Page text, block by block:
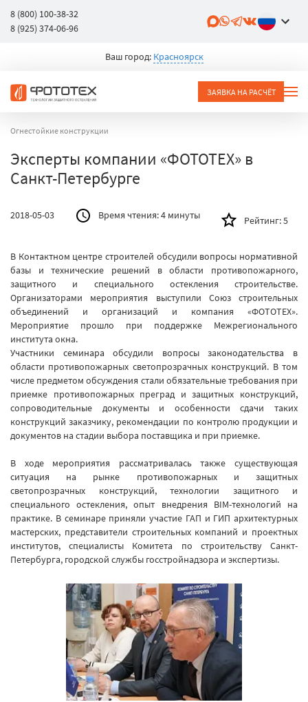
8 (800) 100-38-32
8 (925) 374-06-96
Ваш город: Красноярск
ЗАЯВКА НА РАСЧЁТ
Огнестойкие конструкции
Эксперты компании «ФОТОТЕХ» в
Санкт-Петербурге
2018-05-03 Время чтения:4 минуты Рейтинг:5
В Контактном центре строителей обсудили вопросы нормативной
базы и технические решений в области противопожарного,
защитного и специального остекления строительстве.
Организаторами мероприятия выступили Союз строительных
объединений и организаций и компания «ФОТОТЕХ».
Мероприятие прошло при поддержке Межрегионального
института окна.
Участники семинара обсудили вопросы законодательства в
области противопожарных светопрозрачных конструкций. В том
числе предметом обсуждения стали обязательные требования при
приемке противопожарных преград и защитных конструкций,
сопроводительные документы и особенности сдачи таких
конструкций заказчику, рекомендации по контролю продукции и
документов на стадии выбора поставщика и при приемке.
В ходе мероприятия рассматривалась также существующая
ситуация на рынке противопожарных и защитных
светопрозрачных конструкций, технологии защитного и
специального остекления, опыт внедрения BIM-технологий на
практике. В семинаре приняли участие ГАП и ГИП архитектурных
мастерских, представители строительных компаний и проектных
институтов, специалисты Комитета по строительству Санкт-
Петербурга, городской службы госстройнадзора и экспертизы.